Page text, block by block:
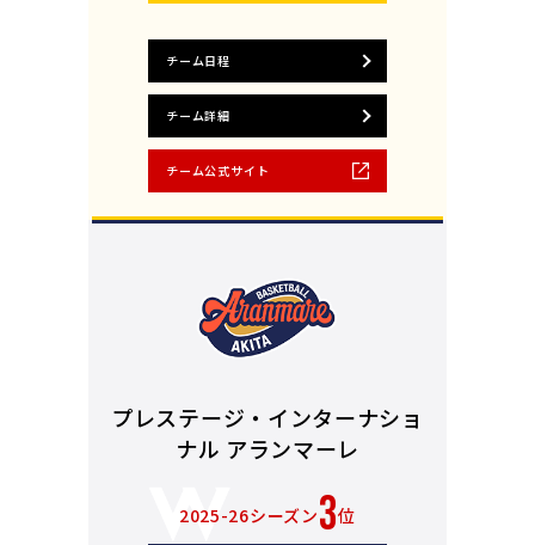
チーム日程
チーム詳細
チーム公式サイト
プレステージ・インターナショ
ナル アランマーレ
2025-26シーズン3位